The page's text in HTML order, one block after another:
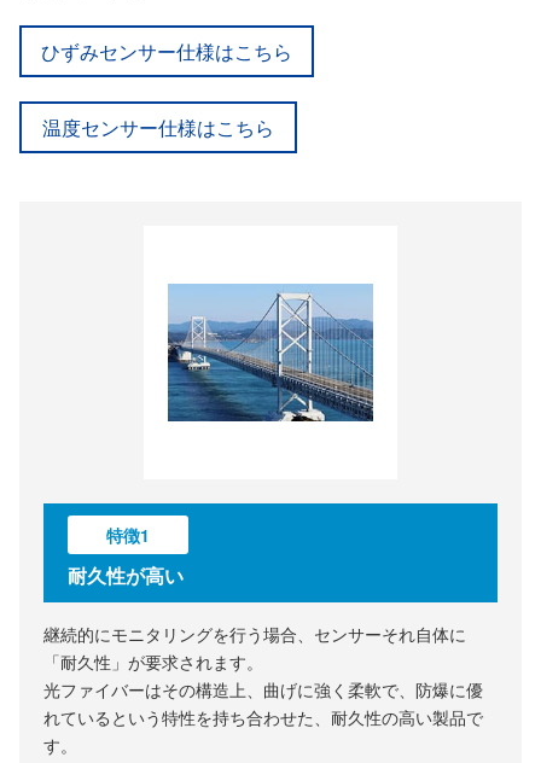
ひずみセンサー仕様はこちら
温度センサー仕様はこちら
特徴1
耐久性が高い
継続的にモニタリングを行う場合、センサーそれ自体に
「耐久性」が要求されます。
光ファイバーはその構造上、曲げに強く柔軟で、防爆に優
れているという特性を持ち合わせた、耐久性の高い製品で
す。